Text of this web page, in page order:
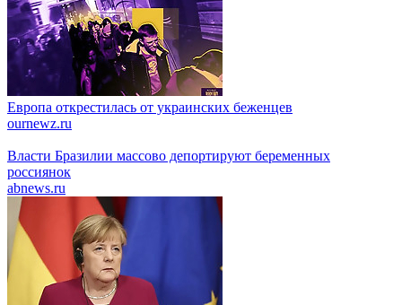
Европа открестилась от украинских беженцев
ournewz.ru
Власти Бразилии массово депортируют беременных
россиянок
abnews.ru